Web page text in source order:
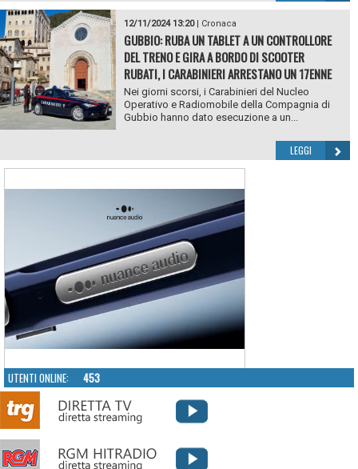
12/11/2024 13:20| Cronaca
GUBBIO: RUBA UN TABLET A UN CONTROLLORE
DEL TRENO E GIRA A BORDO DI SCOOTER
RUBATI, I CARABINIERI ARRESTANO UN 17ENNE
Nei giorni scorsi, i Carabinieri del Nucleo
Operativo e Radiomobile della Compagnia di
Gubbio hanno dato esecuzione a un...
LEGGI
UTENTI ONLINE: 453